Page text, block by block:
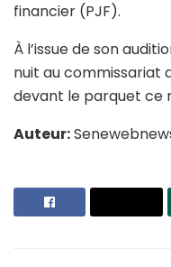
financier (PJF).
À l’issue de son
nuit au commissariat
devant le parquet ce
Auteur: